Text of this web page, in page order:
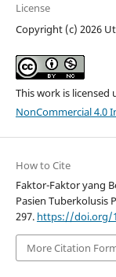
License
Copyright (c) 2026
This work is licensed
NonCommercial 4.0
How to Cite
Faktor-Faktor yang
Pasien Tuberkolusis
297. https://doi.org/
More Citation